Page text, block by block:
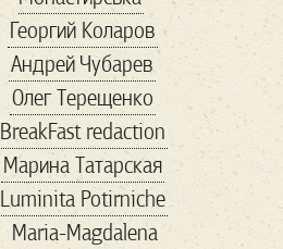
TheResistance
thirdparty Trump
uspolitics veter
vox VR Wallmart
walmart авиа
автомобили
авторы агенство
Георгий Коларов
Андрей Чубарев
Олег Терещенко
BreakFast redaction
Марина Татарская
Luminita Potirniche
Maria-Magdalena